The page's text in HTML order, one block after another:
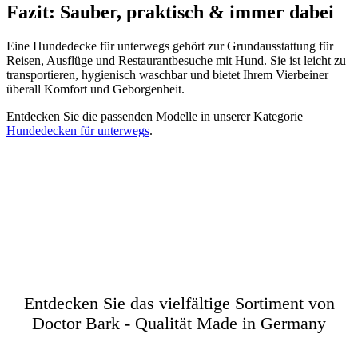
Fazit: Sauber, praktisch & immer dabei
Eine Hundedecke für unterwegs gehört zur Grundausstattung für
Reisen, Ausflüge und Restaurantbesuche mit Hund. Sie ist leicht zu
transportieren, hygienisch waschbar und bietet Ihrem Vierbeiner
überall Komfort und Geborgenheit.
Entdecken Sie die passenden Modelle in unserer Kategorie
Hundedecken für unterwegs.
Entdecken Sie das vielfältige Sortiment von
Doctor Bark - Qualität Made in Germany